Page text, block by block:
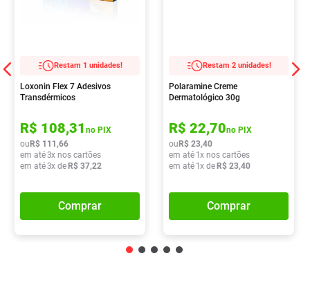
Restam 1 unidades!
Loxonin Flex 7 Adesivos
Transdérmicos
R$ 108,31 no PIX
ou R$ 111 ,66
em até3x nos cartões
em até3x de R$ 37,22
Comprar
Restam 2 unidades!
Polaramine Creme
Dermatológico 30g
R$ 22,70no PIX
ou R$ 23,40
em até 1x nos cartões
em até 1x de R$ 23,40
Comprar